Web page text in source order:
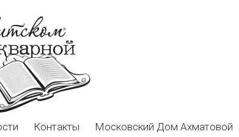
Контакты Московский Дом Ахматовой